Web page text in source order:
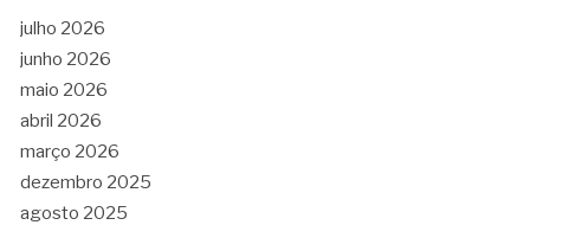
julho 2026
junho 2026
maio 2026
abril 2026
março 2026
dezembro 2025
agosto 2025